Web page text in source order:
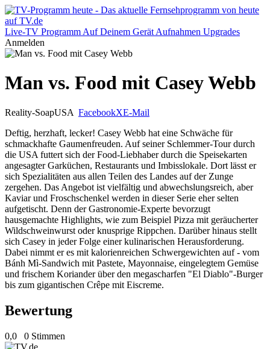
Live-TV Programm Auf Deinem Gerät Aufnahmen Upgrades
Anmelden
Man vs. Food mit Casey Webb
Reality-SoapUSA FacebookXE-Mail
Deftig, herzhaft, lecker! Casey Webb hat eine Schwäche für
schmackhafte Gaumenfreuden. Auf seiner Schlemmer-Tour durch
die USA futtert sich der Food-Liebhaber durch die Speisekarten
angesagter Garküchen, Restaurants und Imbisslokale. Dort lässt er
sich Spezialitäten aus allen Teilen des Landes auf der Zunge
zergehen. Das Angebot ist vielfältig und abwechslungsreich, aber
Kaviar und Froschschenkel werden in dieser Serie eher selten
aufgetischt. Denn der Gastronomie-Experte bevorzugt
hausgemachte Highlights, wie zum Beispiel Pizza mit geräucherter
Wildschweinwurst oder knusprige Rippchen. Darüber hinaus stellt
sich Casey in jeder Folge einer kulinarischen Herausforderung.
Dabei nimmt er es mit kalorienreichen Schwergewichten auf - vom
Bánh Mì-Sandwich mit Pastete, Mayonnaise, eingelegtem Gemüse
und frischem Koriander über den megascharfen "El Diablo"-Burger
bis zum gigantischen Crêpe mit Eiscreme.
Bewertung
0,0 0 Stimmen